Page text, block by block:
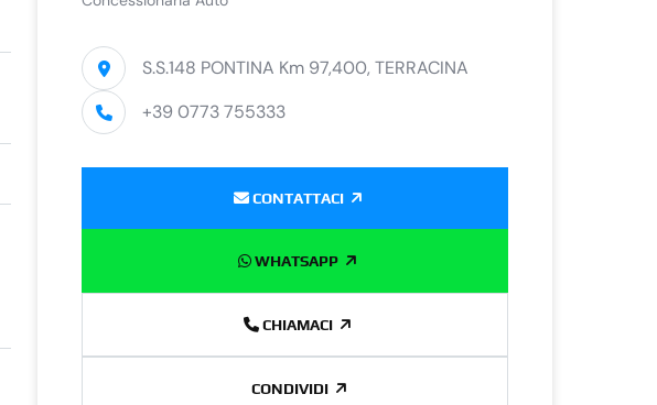
S.S.148 PONTINA Km 97,400, TERRACINA
+39 0773 755333
CONTATTACI
WHATSAPP
CHIAMACI
CONDIVIDI